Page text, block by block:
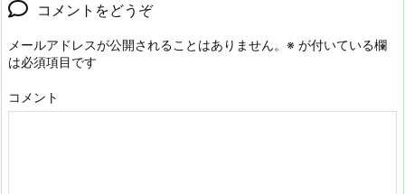
コメントをどうぞ
メールアドレスが公開されることはありません。 ※ が付いている欄
は必須項目です
コメント